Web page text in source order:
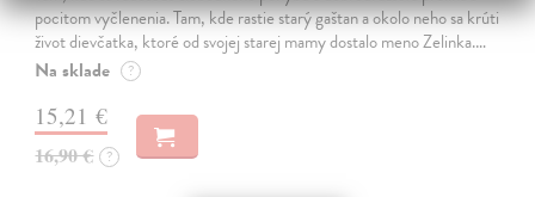
pocitom vyčlenenia. Tam, kde rastie starý gaštan a okolo neho sa krúti
život dievčatka, ktoré od svojej starej mamy dostalo meno Zelinka.…
Na sklade ?
15,21 €
16,90 € ?